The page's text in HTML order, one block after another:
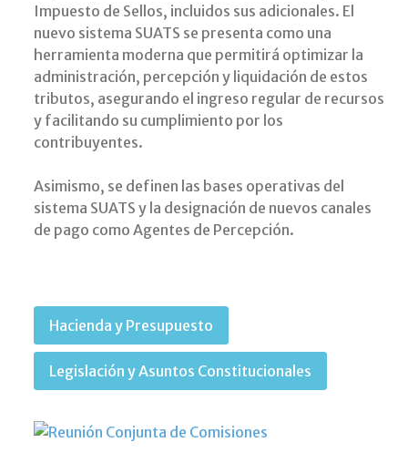
Impuesto de Sellos, incluidos sus adicionales. El
nuevo sistema SUATS se presenta como una
herramienta moderna que permitirá optimizar la
administración, percepción y liquidación de estos
tributos, asegurando el ingreso regular de recursos
y facilitando su cumplimiento por los
contribuyentes.
Asimismo, se definen las bases operativas del
sistema SUATS y la designación de nuevos canales
de pago como Agentes de Percepción.
Hacienda y Presupuesto
Legislación y Asuntos Constitucionales